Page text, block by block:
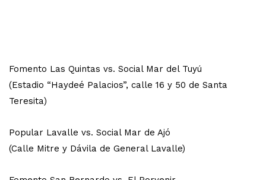
Fomento Las Quintas vs. Social Mar del Tuyú
(Estadio “Haydeé Palacios”, calle 16 y 50 de Santa
Teresita)
Popular Lavalle vs. Social Mar de Ajó
(Calle Mitre y Dávila de General Lavalle)